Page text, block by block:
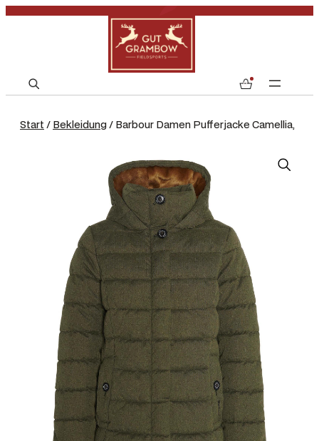
e
r
0
Start / Bekleidung / Barbour Damen Pufferjacke Camellia,